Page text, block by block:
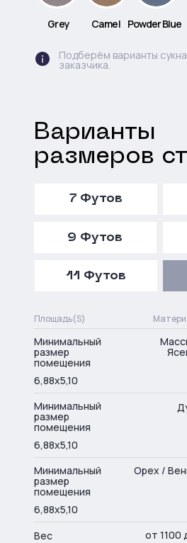
Grey Camel Powder Blue
Подберём варианты
заказчика.
7 Футов
9 Футов
11 Футов
Варианты
размеров
Минимальный
размер
помещения
Минимальный
размер
помещения
Минимальный
размер
помещения
6,88х5,10
6,88х5,10
6,88х5,10
Площадь(S)
Орех /
от 1100
Вес